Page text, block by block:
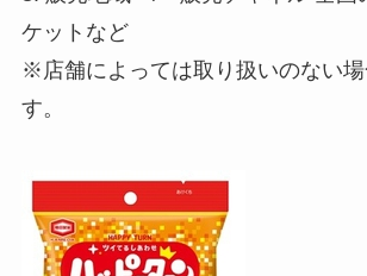
ケットなど
※店舗によっては取り扱いのない場
す。